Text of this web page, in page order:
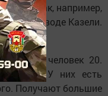
Так, например,
на заводе Казели.
Там их человек 20.
У них есть
Получают большие